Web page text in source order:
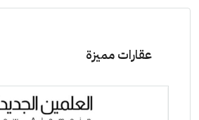
عقارات مميزة